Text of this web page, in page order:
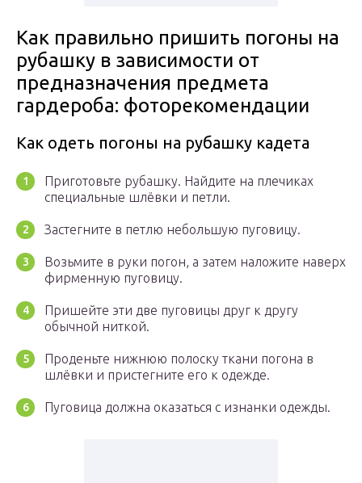
Как правильно пришить погоны на
рубашку в зависимости от
предназначения предмета
гардероба: фоторекомендации
Как одеть погоны на рубашку кадета
Приготовьте рубашку. Найдите на плечиках
специальные шлёвки и петли.
Застегните в петлю небольшую пуговицу.
Возьмите в руки погон, а затем наложите наверх
фирменную пуговицу.
Пришейте эти две пуговицы друг к другу
обычной ниткой.
Проденьте нижнюю полоску ткани погона в
шлёвки и пристегните его к одежде.
Пуговица должна оказаться с изнанки одежды.